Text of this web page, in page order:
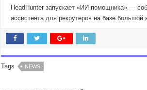
HeadHunter запускает «ИИ-помощника» —
ассистента для рекрутеров на базе
Tags NEWS